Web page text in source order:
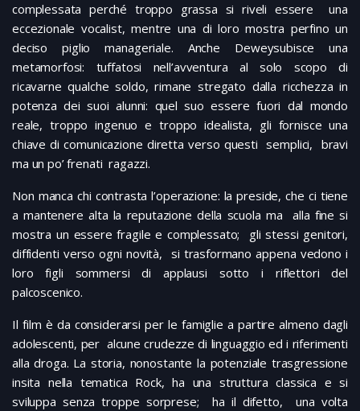
complessata perché troppo grassa si riveli essere una
eccezionale vocalist, mentre una di loro mostra perfino un
deciso piglio manageriale. Anche Deweysubisce una
metamorfosi: tuffatosi nell’avventura al solo scopo di
ricavarne qualche soldo, rimane stregato dalla ricchezza in
potenza dei suoi alunni: quel suo essere fuori dal mondo
reale, troppo ingenuo e troppo idealista, gli fornisce una
chiave di comunicazione diretta verso questi semplici, bravi
ma un po’ frenati ragazzi.
Non manca chi contrasta l’operazione: la preside, che ci tiene
a mantenere alta la reputazione della scuola ma alla fine si
mostra un essere fragile e complessato; gli stessi genitori,
diffidenti verso ogni novità, si trasformano appena vedono i
loro figli sommersi di applausi sotto i riflettori del
palcoscenico.
Il film è da considerarsi per le famiglie a partire almeno dagli
adolescenti, per alcune crudezze di linguaggio ed i riferimenti
alla droga. La storia, nonostante la potenziale trasgressione
insita nella tematica Rock, ha una struttura classica e si
sviluppa senza troppe sorprese; ha il difetto, una volta